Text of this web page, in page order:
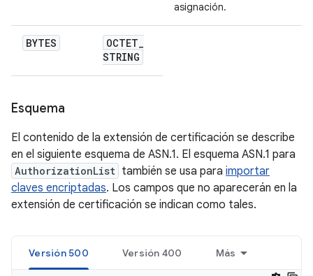
asignación.
BYTES OCTET_
STRING
Esquema
El contenido de la extensión de certificación se describe
en el siguiente esquema de ASN.1. El esquema ASN.1 para
AuthorizationList también se usa para importar
claves encriptadas. Los campos que no aparecerán en la
extensión de certificación se indican como tales.
Versión 500 Versión 400 Más